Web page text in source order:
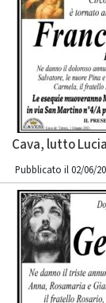
Cava, lutto
Pubblicato il 02/06/